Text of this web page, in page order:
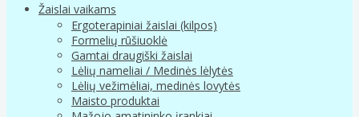
Žaislai vaikams
Ergoterapiniai žaislai (kilpos)
Formelių rūšiuoklė
Gamtai draugiški žaislai
Lėlių nameliai / Medinės lėlytės
Lėlių vežimėliai, medinės lovytės
Maisto produktai